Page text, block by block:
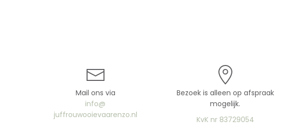
Mail ons via
info@
juffrouwooievaarenzo.nl
Bezoek is alleen op afspraak
mogelijk.
KvK nr 83729054